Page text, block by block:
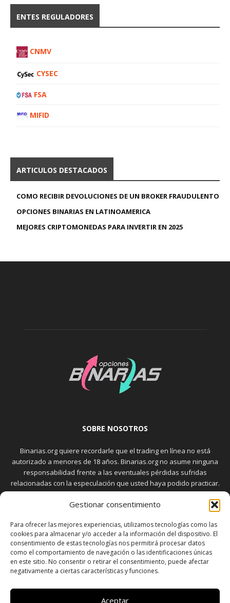
Gestionar consentimiento
Para ofrecer las mejores experiencias, utilizamos tecnologías como las
cookies para almacenar y/o acceder a la información del dispositivo. El
consentimiento de estas tecnologías nos permitirá procesar datos
como el comportamiento de navegación o las identificaciones únicas
en este sitio. No consentir o retirar el consentimiento, puede afectar
negativamente a ciertas características y funciones.
Aceptar
ENTES REGULADORES
CNMV
CYSEC
FSA
MIFID
ARTICULOS DESTACADOS
COMO RECIBIR DEVOLUCIONES DE UN BROKER FRAUDULENTO
OPCIONES BINARIAS EN LATINOAMERICA
MEJORES CRIPTOMONEDAS PARA INVERTIR EN 2025
SOBRE NOSOTROS
Binarias.org quiere recordarle que el trading en línea no está
autorizado a menores de 18 años. Binarias.org no asume ninguna
responsabilidad frente a las eventuales pérdidas sufridas
relacionadas con la especulación que usted haya podido practicar.
El trading en el mercado de opciones binarias implica riesgos
elevados. Usted debe conocer y aceptar estos riesgos, que
transacciones bursátiles.
SÍGUENOS